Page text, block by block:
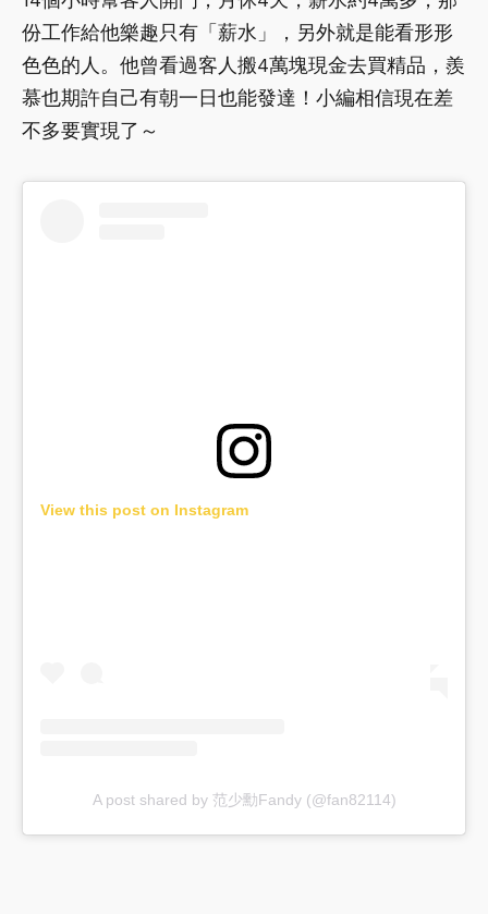
份工作給他樂趣只有「薪水」，另外就是能看形形
色色的人。他曾看過客人搬4萬塊現金去買精品，羨
慕也期許自己有朝一日也能發達！小編相信現在差
不多要實現了～
View this post on Instagram
A post shared by 范少勳Fandy (@fan82114)